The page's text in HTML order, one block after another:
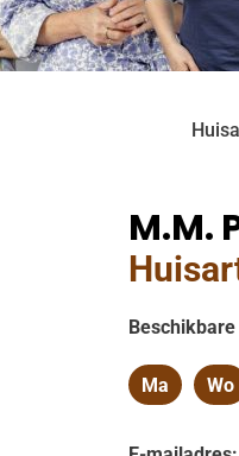
M.M.
Maandag
Ma Wo